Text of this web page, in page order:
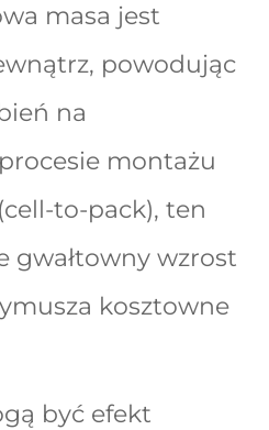
masa jest
powodując
na
montażu
to-pack), ten
gwałtowny wzrost
kosztowne
być efekt